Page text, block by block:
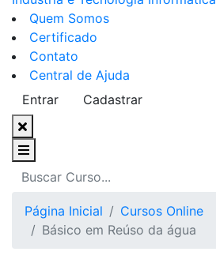
Quem Somos
Certificado
Contato
Central de Ajuda
Entrar
Cadastrar
Página Inicial
Cursos Online
Básico em Reúso da água